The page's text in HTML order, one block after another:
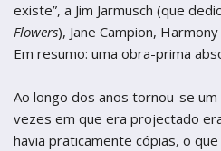
existe”, a Jim Jarmusch (que
Flowers), Jane Campion,
Em resumo: uma obra-prima
Ao longo dos anos tornou-se
vezes em que era projectado
havia praticamente cópias, o